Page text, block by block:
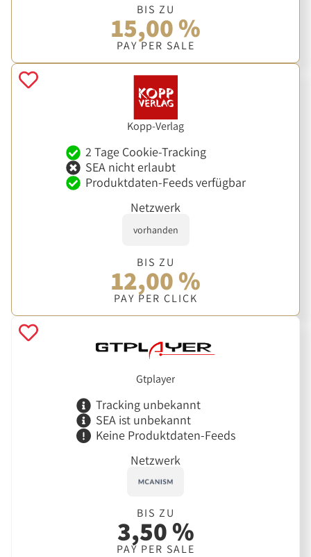
BIS ZU
15,00 %
PAY PER SALE
Kopp-Verlag
2 Tage Cookie-Tracking
SEA nicht erlaubt
Produktdaten-Feeds verfügbar
Netzwerk
vorhanden
BIS ZU
12,00 %
PAY PER CLICK
Gtplayer
Tracking unbekannt
SEA ist unbekannt
Keine Produktdaten-Feeds
Netzwerk
BIS ZU
3,50 %
PAY PER SALE